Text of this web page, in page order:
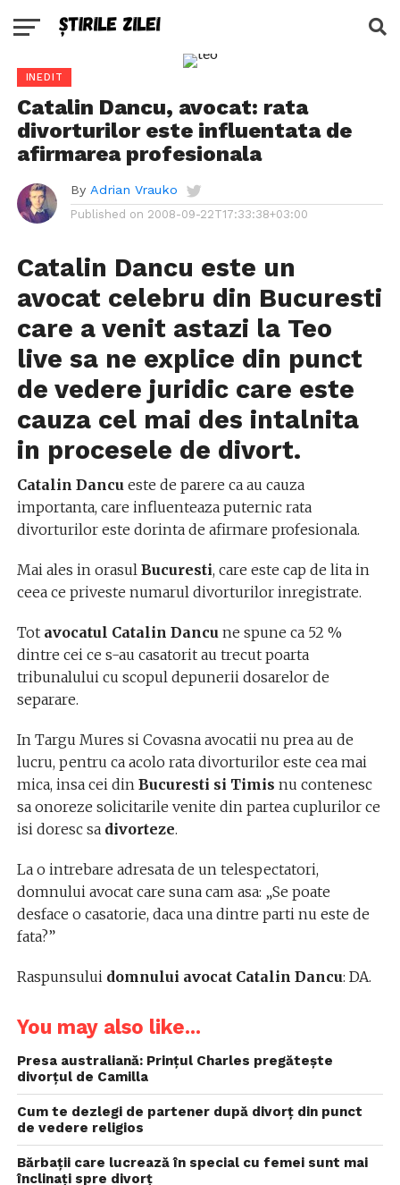
INEDIT
Catalin Dancu, avocat: rata
divorturilor este influentata de
afirmarea profesionala
By Adrian Vrauko
Published on 2008-09-22T17:33:38+03:00
Catalin Dancu este un
avocat celebru din Bucuresti
care a venit astazi la Teo
live sa ne explice din punct
de vedere juridic care este
cauza cel mai des intalnita
in procesele de divort.
Catalin Dancueste de parere ca au cauza
importanta, care influenteaza puternic rata
divorturilor este dorinta de afirmare profesionala.
Mai ales in orasul Bucuresti, care este cap de lita in
ceea ce priveste numarul divorturilor inregistrate.
Tot avocatul Catalin Dancune spune ca 52 %
dintre cei ce s-au casatorit au trecut poarta
tribunalului cu scopul depunerii dosarelor de
separare.
In Targu Mures si Covasna avocatii nu prea au de
lucru, pentru ca acolo rata divorturilor este cea mai
mica, insa cei din Bucuresti si Timis nu contenesc
sa onoreze solicitarile venite din partea cuplurilor ce
isi doresc sa divorteze.
La o intrebare adresata de un telespectatori,
domnului avocat care suna cam asa: „Se poate
desface o casatorie, daca una dintre parti nu este de
fata?”
Raspunsului domnului avocat Catalin Dancu: DA.
You may also like...
Presa australiană: Prințul Charles pregătește
divorțul de Camilla
Cum te dezlegi de partener după divorț din punct
de vedere religios
Bărbații care lucrează în special cu femei sunt mai
înclinați spre divorț